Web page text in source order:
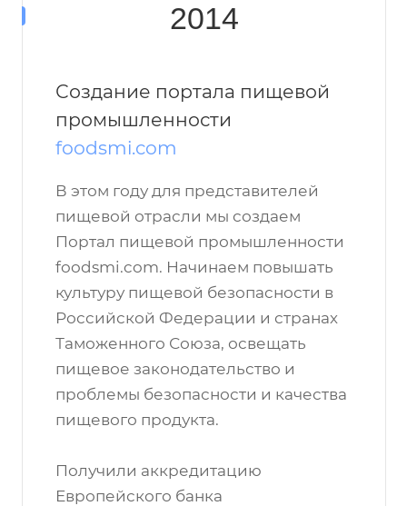
2014
Создание портала пищевой
промышленности
foodsmi.com
В этом году для представителей
пищевой отрасли мы создаем
Портал пищевой промышленности
foodsmi.com. Начинаем повышать
культуру пищевой безопасности в
Российской Федерации и странах
Таможенного Союза, освещать
пищевое законодательство и
проблемы безопасности и качества
пищевого продукта.
Получили аккредитацию
Европейского банка